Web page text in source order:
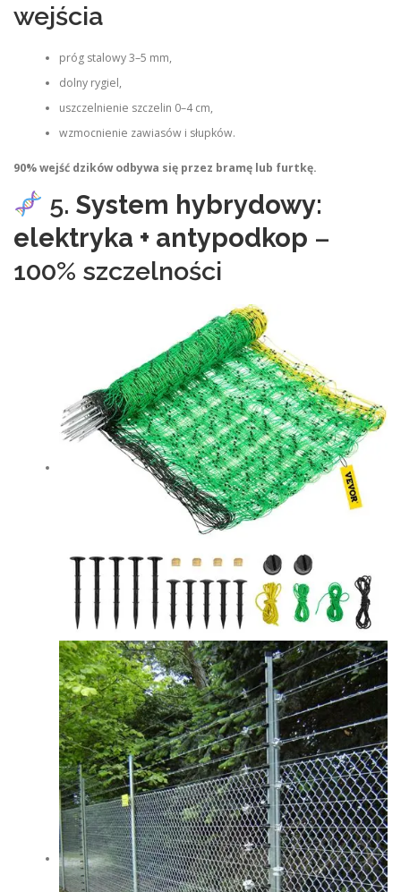
wejścia
próg stalowy 3–5 mm,
dolny rygiel,
uszczelnienie szczelin 0–4 cm,
wzmocnienie zawiasów i słupków.
90% wejść dzików odbywa się przez bramę lub furtkę.
5. System hybrydowy:
elektryka + antypodkop –
100% szczelności